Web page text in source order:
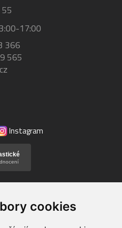
cookies
17:00
366
565
Instagram